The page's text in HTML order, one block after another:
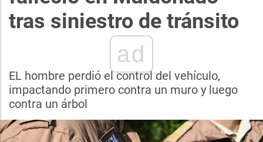
tras siniestro de tránsito
ad
EL hombre perdió el control del vehículo,
impactando primero contra un muro y luego
contra un árbol